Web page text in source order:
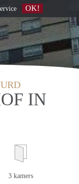
IN
3 kamers
OK!